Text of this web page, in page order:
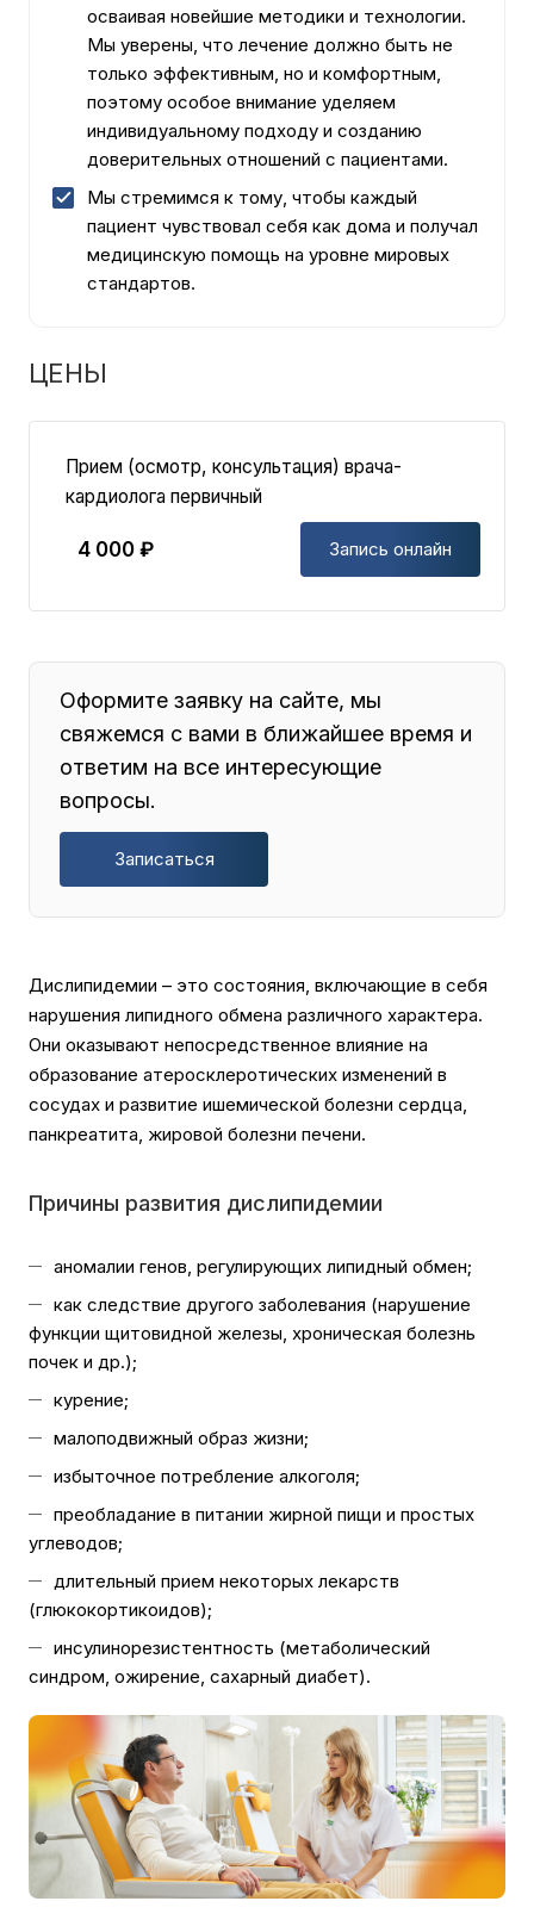
осваивая новейшие методики и технологии.
Мы уверены, что лечение должно быть не
только эффективным, но и комфортным,
поэтому особое внимание уделяем
индивидуальному подходу и созданию
доверительных отношений с пациентами.
Мы стремимся к тому, чтобы каждый
пациент чувствовал себя как дома и получал
медицинскую помощь на уровне мировых
стандартов.
ЦЕНЫ
Прием (осмотр, консультация) врача-
кардиолога первичный
4 000 ₽ Запись онлайн
Оформите заявку на сайте, мы
свяжемся с вами в ближайшее время и
ответим на все интересующие
вопросы.
Записаться
Дислипидемии – это состояния, включающие в себя
нарушения липидного обмена различного характера.
Они оказывают непосредственное влияние на
образование атеросклеротических изменений в
сосудах и развитие ишемической болезни сердца,
панкреатита, жировой болезни печени.
Причины развития дислипидемии
аномалии генов, регулирующих липидный обмен;
как следствие другого заболевания (нарушение
функции щитовидной железы, хроническая болезнь
почек и др.);
курение;
малоподвижный образ жизни;
избыточное потребление алкоголя;
преобладание в питании жирной пищи и простых
углеводов;
длительный прием некоторых лекарств
(глюкокортикоидов);
инсулинорезистентность (метаболический
синдром, ожирение, сахарный диабет).